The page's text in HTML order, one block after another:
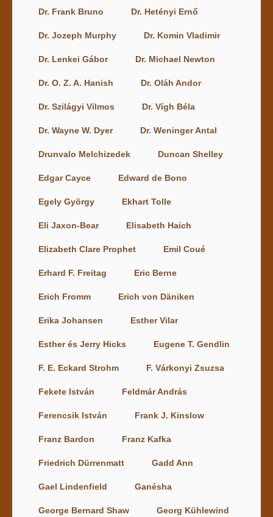
Dr. Frank Bruno Dr. Hetényi Ernő
Dr. Jozeph Murphy Dr. Komin Vladimir
Dr. Lenkei Gábor Dr. Michael Newton
Dr. O. Z. A. Hanish Dr. Oláh Andor
Dr. Szilágyi Vilmos Dr. Vígh Béla
Dr. Wayne W. Dyer Dr. Weninger Antal
Drunvalo Melchizedek Duncan Shelley
Edgar Cayce Edward de Bono
Egely György Ekhart Tolle
Eli Jaxon-Bear Elisabeth Haich
Elizabeth Clare Prophet Emil Coué
Erhard F. Freitag Eric Berne
Erich Fromm Erich von Däniken
Erika Johansen Esther Vilar
Esther és Jerry Hicks Eugene T. Gendlin
F. E. Eckard Strohm F. Várkonyi Zsuzsa
Fekete István Feldmár András
Ferencsik István Frank J. Kinslow
Franz Bardon Franz Kafka
Friedrich Dürrenmatt Gadd Ann
Gael Lindenfield Ganésha
George Bernard Shaw Georg Kühlewind